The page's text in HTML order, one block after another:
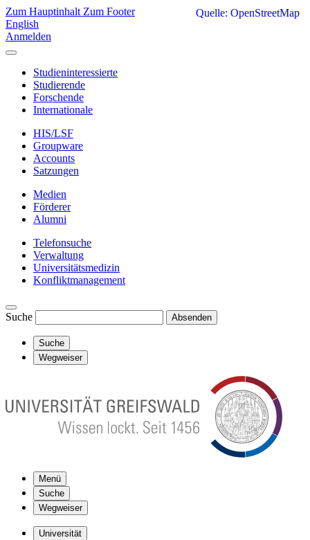
Zum Hauptinhalt Zum Footer
English
Anmelden
Studieninteressierte
Studierende
Forschende
Internationale
HIS/LSF
Groupware
Accounts
Satzungen
Medien
Förderer
Alumni
Telefonsuche
Verwaltung
Universitätsmedizin
Konfliktmanagement
Suche Absenden
Suche
Wegweiser
Menü
Suche
Wegweiser
Universität
Quelle: OpenStreetMap